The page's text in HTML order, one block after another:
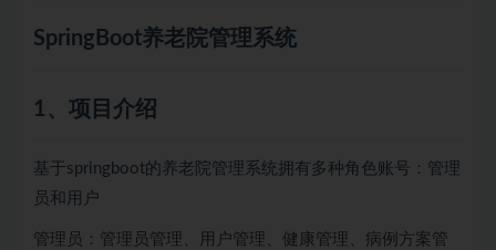
SpringBoot养老院管理系统
1、项目介绍
基于springboot的养老院管理系统拥有多种角色账号：管理
员和用户
管理员：管理员管理、用户管理、健康管理、病例方案管